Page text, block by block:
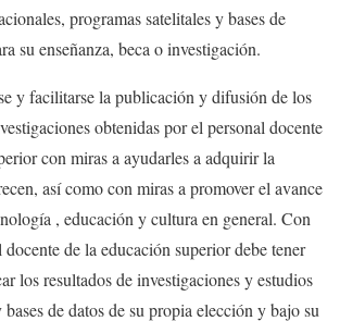
programas satelitales y bases de
su enseñanza, beca o investigación.
y facilitarse la publicación y difusión de los
obtenidas por el personal docente
con miras a ayudarles a adquirir la
así como con miras a promover el avance
, educación y cultura en general. Con
de la educación superior debe tener
los resultados de investigaciones y estudios
de datos de su propia elección y bajo su